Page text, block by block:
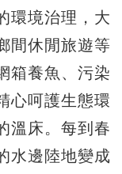
境治理，大
間休閒旅遊等
箱養魚、污染
心呵護生態環
溫床。每到春
水邊陸地變成